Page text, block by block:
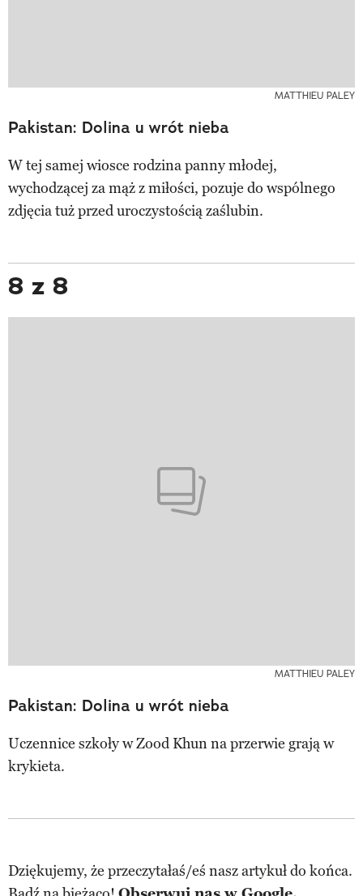
MATTHIEU PALEY
Pakistan: Dolina u wrót nieba
W tej samej wiosce rodzina panny młodej,
wychodzącej za mąż z miłości, pozuje do wspólnego
zdjęcia tuż przed uroczystością zaślubin.
8 z 8
MATTHIEU PALEY
Pakistan: Dolina u wrót nieba
Uczennice szkoły w Zood Khun na przerwie grają w
krykieta.
Dziękujemy, że przeczytałaś/eś nasz artykuł do końca.